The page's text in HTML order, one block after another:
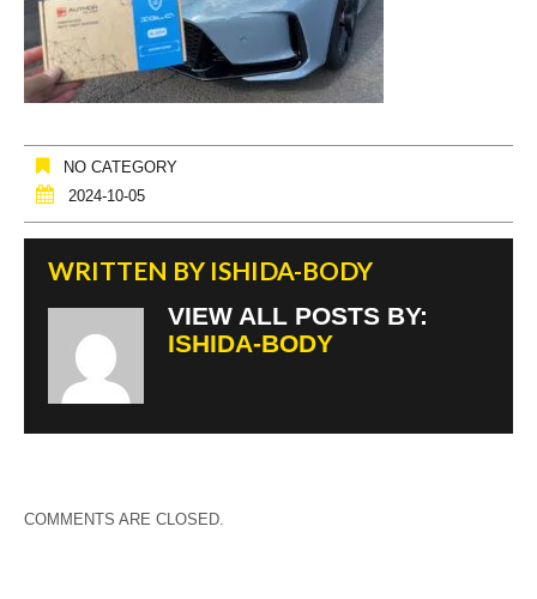
NO CATEGORY
2024-10-05
WRITTEN BY ISHIDA-BODY
VIEW ALL POSTS BY:
ISHIDA-BODY
COMMENTS ARE CLOSED.